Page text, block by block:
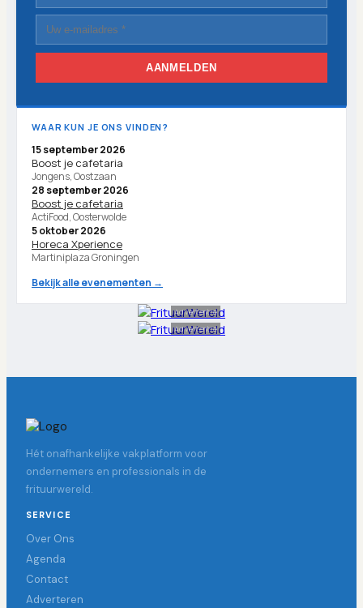
AANMELDEN
WAAR KUN JE ONS VINDEN?
15 september 2026
Boost je cafetaria
Jongens, Oostzaan
28 september 2026
Boost je cafetaria
ActiFood, Oosterwolde
5 oktober 2026
Horeca Xperience
Martiniplaza Groningen
Bekijk alle evenementen →
Advertentie
Advertentie
Hét onafhankelijke vakplatform voor
ondernemers en professionals in de
frituurwereld.
SERVICE
Over Ons
Agenda
Contact
Adverteren